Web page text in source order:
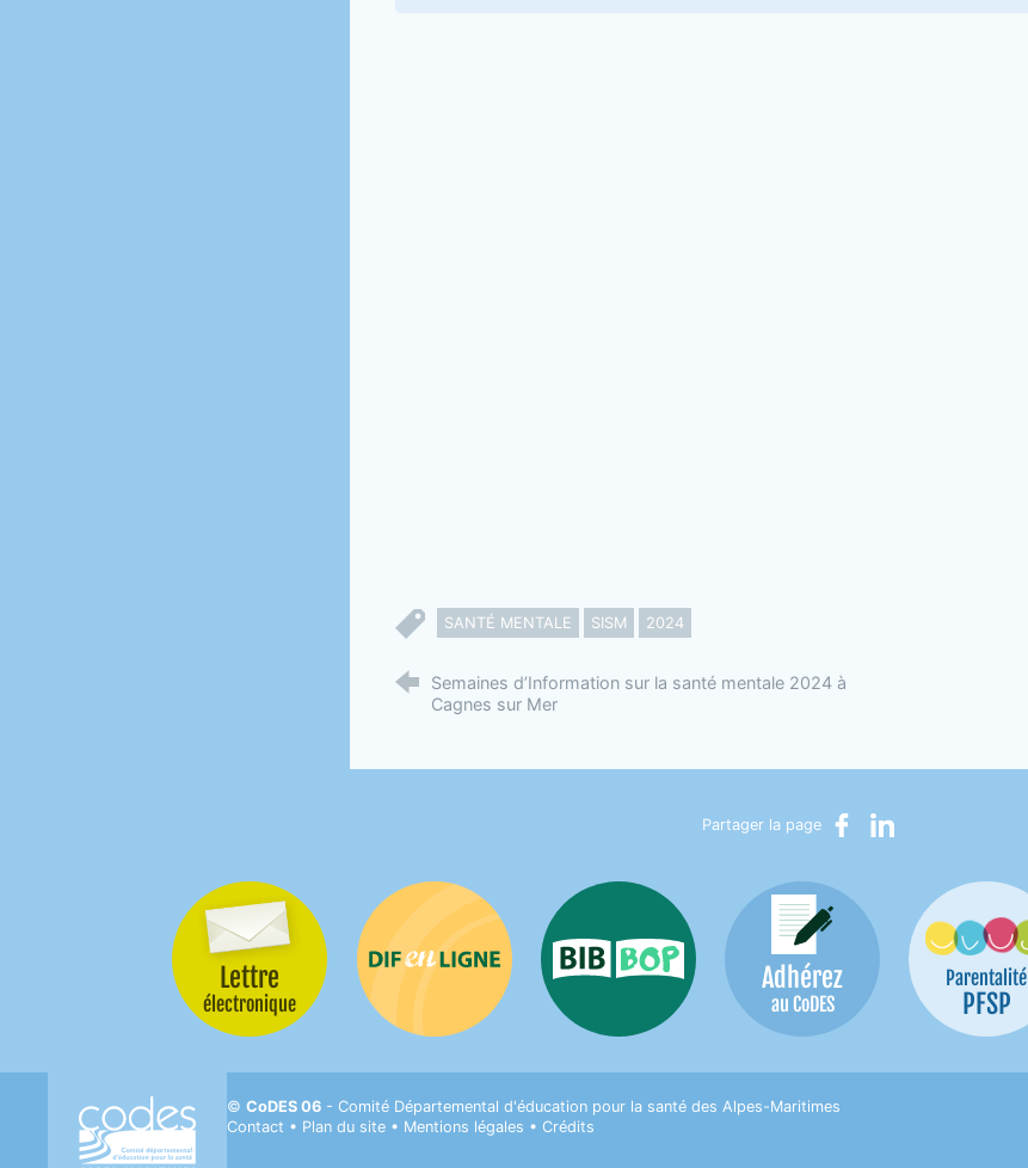
SANTÉ MENTALE SISM 2024
Semaines d’Information sur la santé mentale 2024 à
Cagnes sur Mer
Partager la page Partager sur Facebook
Partager sur LinkedIn
Lettre
électronique
Difenligne Bib-Bop Adhérez
au CoDES
Parentalité
PFSP
©CoDES 06 - Comité Départemental d'éducation pour la santé des Alpes-Maritimes
Contact • Plan du site • Mentions légales •Crédits